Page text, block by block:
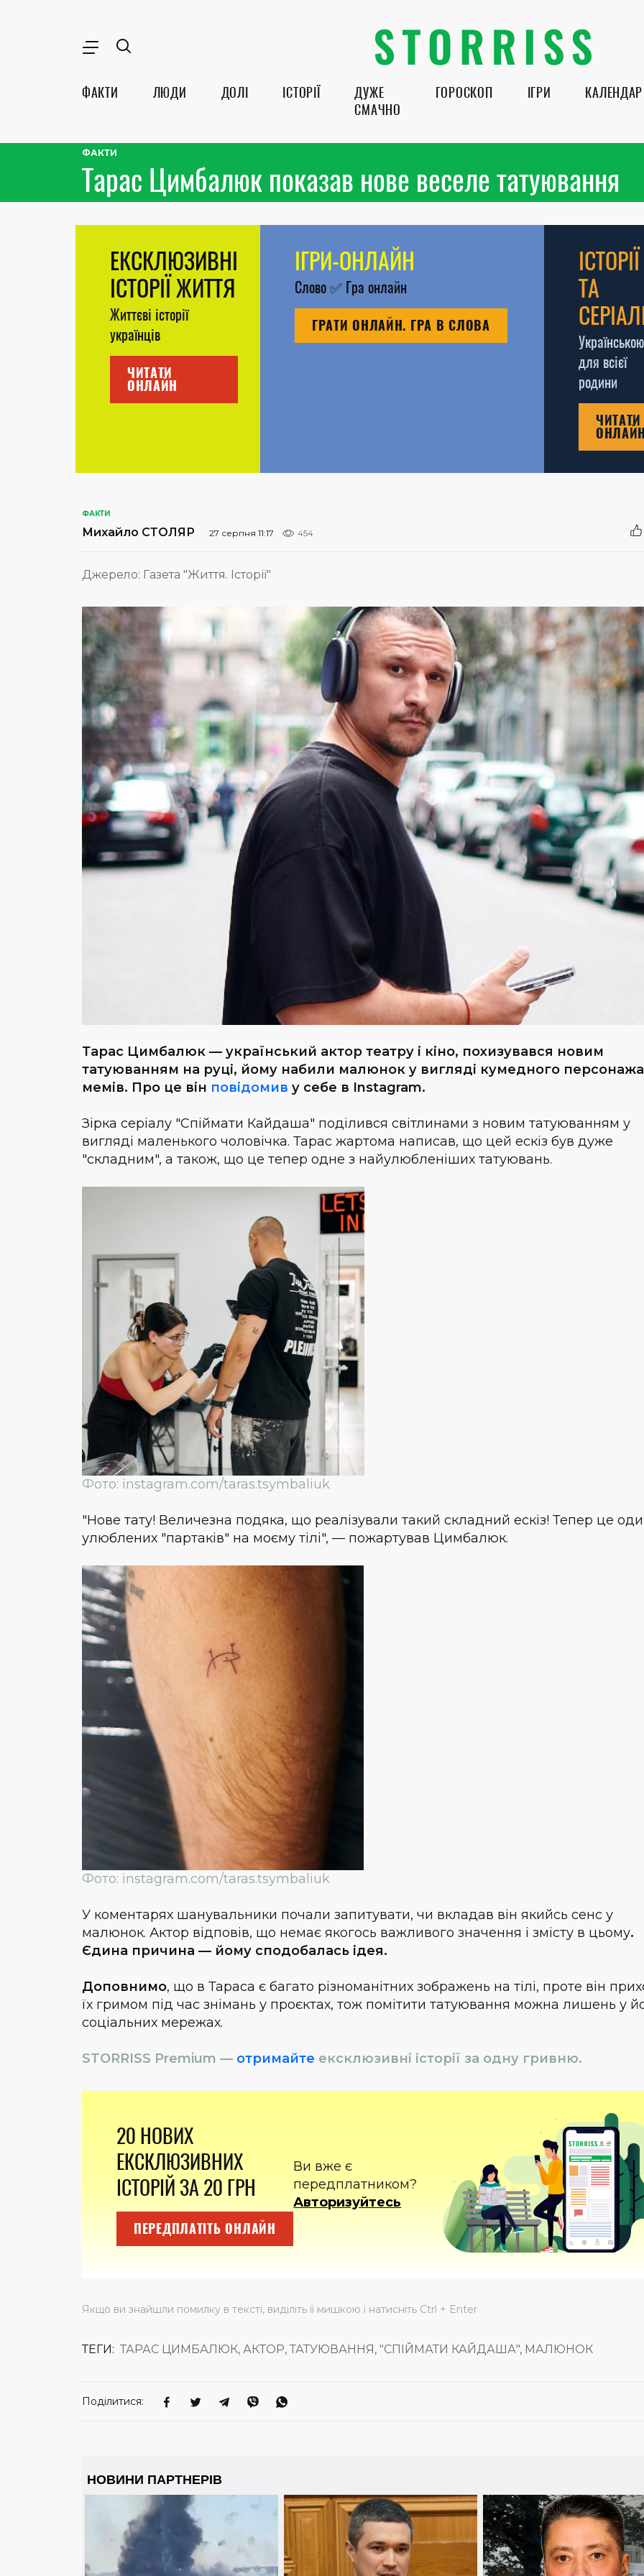
ФАКТИ ЛЮДИ ДОЛІ ІСТОРІЇ
ДУЖЕ
СМАЧНО
ГОРОСКОП ІГРИ КАЛЕНДАР
ФАКТИ
Тарас Цимбалюк показав нове веселе татуювання
ЕКСКЛЮЗИВНІ
ІСТОРІЇ ЖИТТЯ
Життєві історії
українців
ЧИТАТИ
ОНЛАЙН
ІГРИ-ОНЛАЙН
Слово✅Гра онлайн
ГРАТИ ОНЛАЙН. ГРА В СЛОВА
ІСТОРІЇ
ТА
Українською
для всієї
родини
ЧИТАТИ
ФАКТИ
Михайло СТОЛЯР 27 серпня 11:17 454
Джерело: Газета "Життя. Історії"
Тарас Цимбалюк — український актор театру і кіно, похизувався новим
татуюванням на руці, йому набили малюнок у вигляді кумедного персонажа
мемів. Про це він повідомив у себе в Instagram.
Зірка серіалу "Спіймати Кайдаша" поділився світлинами з новим татуюванням у
вигляді маленького чоловічка. Тарас жартома написав, що цей ескіз був дуже
"складним", а також, що це тепер одне з найулюбленіших татуювань.
Фото: instagram.com/taras.tsymbaliuk
"Нове тату! Величезна подяка, що реалізували такий складний ескіз! Тепер це
улюблених "партаків" на моєму тілі", — пожартував Цимбалюк.
Фото: instagram.com/taras.tsymbaliuk
У коментарях шанувальники почали запитувати, чи вкладав він якийсь сенс у
малюнок. Актор відповів, що немає якогось важливого значення і змісту в цьому.
Єдина причина — йому сподобалась ідея.
Доповнимо, що в Тараса є багато різноманітних зображень на тілі, проте він
їх гримом під час знімань у проєктах, тож помітити татуювання можна лишень у
соціальних мережах.
STORRISS Premium — отримайте ексклюзивні історії за одну гривню.
20 НОВИХ
ЕКСКЛЮЗИВНИХ
ІСТОРІЙ ЗА 20 ГРН
ПЕРЕДПЛАТІТЬ ОНЛАЙН
Ви вже є
передплатником?
Авторизуйтесь
Якщо ви знайшли помилку в тексті, виділіть її мишкою і натисніть Ctrl + Enter
ТЕГИ: ТАРАС ЦИМБАЛЮК, АКТОР, ТАТУЮВАННЯ, "СПІЙМАТИ КАЙДАША", МАЛЮНОК
Поділитися: